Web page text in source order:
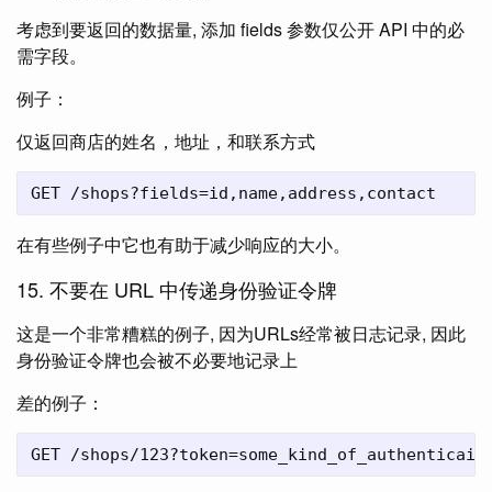
考虑到要返回的数据量, 添加 fields 参数仅公开 API 中的必
需字段。
例子：
仅返回商店的姓名，地址，和联系方式
在有些例子中它也有助于减少响应的大小。
15. 不要在 URL 中传递身份验证令牌
这是一个非常糟糕的例子, 因为URLs经常被日志记录, 因此
身份验证令牌也会被不必要地记录上
差的例子：